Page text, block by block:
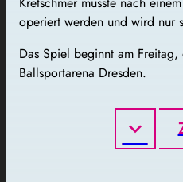
operiert werden und wird nur
Das Spiel beginnt am
Ballsportarena Dresden.